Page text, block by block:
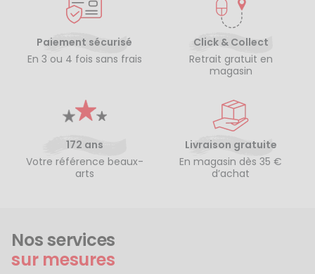
Paiement sécurisé
En 3 ou 4 fois sans frais
Click & Collect
Retrait gratuit en
magasin
172 ans
Votre référence beaux-
arts
Livraison gratuite
En magasin dès 35 €
d’achat
Nos services
sur mesures